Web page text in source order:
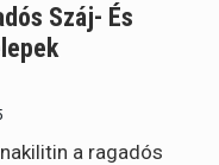
Száj- És
a ragadós